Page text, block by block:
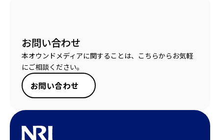
お問い合わせ
本オウンドメディアに関することは、こちらからお気軽
にご相談ください。
お問い合わせ